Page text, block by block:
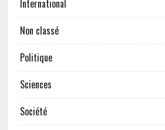
International
Non classé
Politique
Sciences
Société